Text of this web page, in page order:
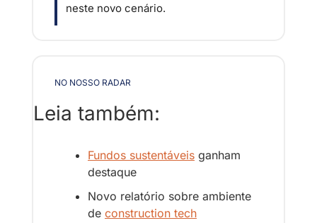
neste novo cenário.
NO NOSSO RADAR
Leia também:
Fundos sustentáveis ganham
destaque
Novo relatório sobre ambiente
de construction tech